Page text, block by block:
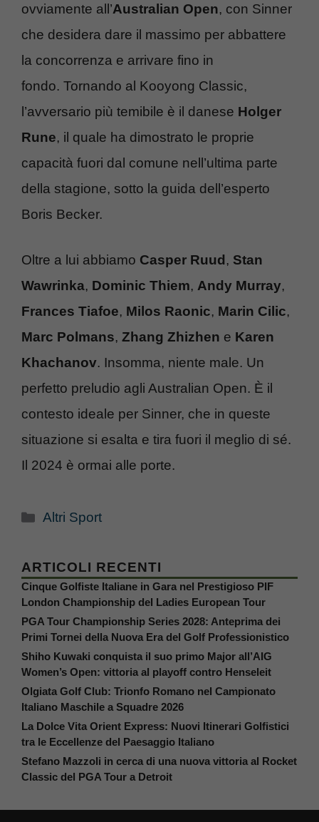
ovviamente all’Australian Open, con Sinner
che desidera dare il massimo per abbattere
la concorrenza e arrivare fino in
fondo. Tornando al Kooyong Classic,
l’avversario più temibile è il danese Holger
Rune, il quale ha dimostrato le proprie
capacità fuori dal comune nell’ultima parte
della stagione, sotto la guida dell’esperto
Boris Becker.
Oltre a lui abbiamo Casper Ruud , Stan
Wawrinka, Dominic Thiem, Andy Murray,
Frances Tiafoe, Milos Raonic, Marin Cilic,
Marc Polmans, Zhang Zhizhen e Karen
Khachanov. Insomma, niente male. Un
perfetto preludio agli Australian Open. È il
contesto ideale per Sinner, che in queste
situazione si esalta e tira fuori il meglio di sé.
Il 2024 è ormai alle porte.
Categorie
Altri Sport
ARTICOLI RECENTI
Cinque Golfiste Italiane in Gara nel Prestigioso PIF
London Championship del Ladies European Tour
PGA Tour Championship Series 2028: Anteprima dei
Primi Tornei della Nuova Era del Golf Professionistico
Shiho Kuwaki conquista il suo primo Major all’AIG
Women’s Open: vittoria al playoff contro Henseleit
Olgiata Golf Club: Trionfo Romano nel Campionato
Italiano Maschile a Squadre 2026
La Dolce Vita Orient Express: Nuovi Itinerari Golfistici
tra le Eccellenze del Paesaggio Italiano
Stefano Mazzoli in cerca di una nuova vittoria al Rocket
Classic del PGA Tour a Detroit